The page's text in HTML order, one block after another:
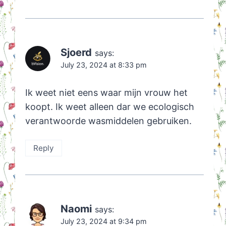
Sjoerd says:
July 23, 2024 at 8:33 pm
Ik weet niet eens waar mijn vrouw het
koopt. Ik weet alleen dar we ecologisch
verantwoorde wasmiddelen gebruiken.
Reply
Naomi says:
July 23, 2024 at 9:34 pm